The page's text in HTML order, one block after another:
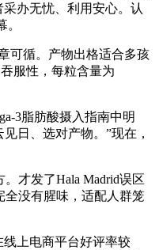
办无忧、利用安心。认
可循。产物出格适合多孩
服性，每粒含量为
3脂肪酸摄入指南中明
日、选对产物。”现在，
才发了Hala Madrid误区
全没有腥味，适配人群笼
上电商平台好评率较